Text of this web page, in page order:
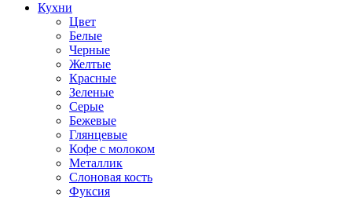
Кухни
Цвет
Белые
Черные
Желтые
Красные
Зеленые
Серые
Бежевые
Глянцевые
Кофе с молоком
Металлик
Слоновая кость
Фуксия